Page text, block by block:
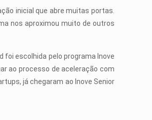
inicial que abre muitas portas.
nos aproximou muito de outros
foi escolhida pelo programa Inove
ao processo de aceleração com
já chegaram ao Inove Senior